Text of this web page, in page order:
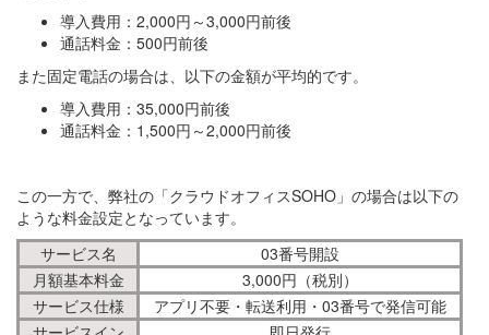
導入費用：2,000円～3,000円前後
通話料金：500円前後
また固定電話の場合は、以下の金額が平均的です。
導入費用：35,000円前後
通話料金：1,500円～2,000円前後
この一方で、弊社の「クラウドオフィスSOHO」の場合は以下の
ような料金設定となっています。
サービス名
03番号開設
月額基本料金
3,000円（税別）
サービス仕様
アプリ不要・転送利用・03番号で発信可能